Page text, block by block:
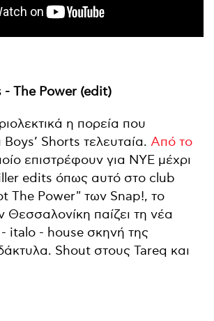
- The Power (edit)
η πορεία που
Shorts τελευταία. Από το
επιστρέφουν για NYE μέχρι
edits όπως αυτό στο club
The Power" των Snap!, το
Θεσσαλονίκη παίζει τη νέα
italo - house σκηνή της
Shout στους Tareq και